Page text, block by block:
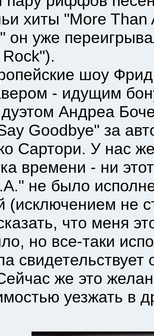
хиты "More Than
он уже
шоу
- идущим
Андреа
Goodbye" за
Сартори. У нас
времени - ни
не было
(исключением не
что меня
но все-таки
свидетельствует
же это
уезжать в